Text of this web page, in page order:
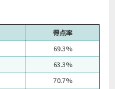
得点率
69.3%
63.3%
70.7%